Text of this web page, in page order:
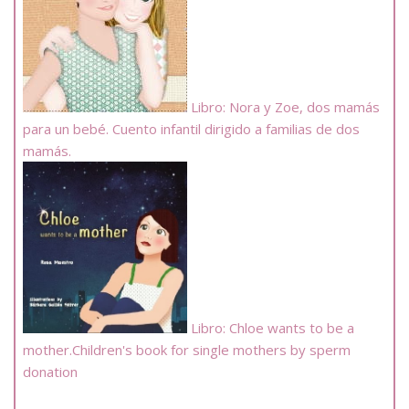
Libro: Nora y Zoe, dos mamás
para un bebé. Cuento infantil dirigido a familias de dos
mamás.
Libro: Chloe wants to be a
mother.Children's book for single mothers by sperm
donation